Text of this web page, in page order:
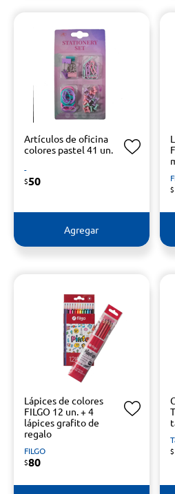
Artículos de oficina
colores pastel 41 un.
-
$50
Agregar
$
Lápices de colores
FILGO 12 un. + 4
lápices grafito de
regalo
FILGO
$80
$